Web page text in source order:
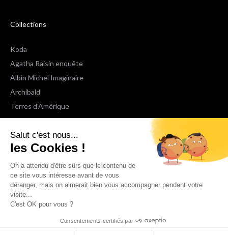
Salut c'est nous...
les Cookies !
On a attendu d'être sûrs que le contenu de
ce site vous intéresse avant de vous
déranger, mais on aimerait bien vous accompagner pendant votre
visite...
C'est OK pour vous ?
Consentements certifiés par
Collections
Koda
Agatha Raisin enquête
Albin Michel Imaginaire
Archibald
Terres d'Amérique
Espaces Libres Poche
NOX
Wiz
Voir toutes les collections
Nous suivre